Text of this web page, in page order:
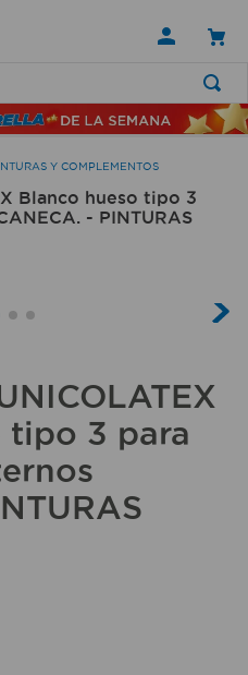
Y COMPLEMENTOS
Blanco hueso tipo 3
- PINTURAS
tipo 3 para